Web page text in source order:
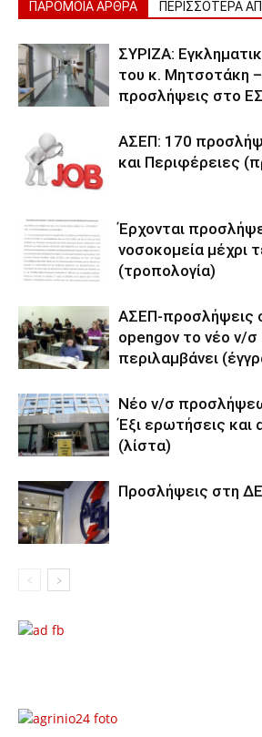
ΠΑΡΟΜΟΙΑ ΑΡΘΡΑ ΠΕΡΙΣΣΟΤΕΡΑ
ΣΥΡΙΖΑ:
του κ. Μητσοτάκη
προσλήψεις στο
ΑΣΕΠ: 170
και Περιφέρειες
Έρχονται
νοσοκομεία μέχρι
(τροπολογία)
ΑΣΕΠ-προσλήψεις
opengov το νέο ν/
περιλαμβάνει
Νέο ν/σ
Έξι ερωτήσεις και
(λίστα)
Προσλήψεις στη